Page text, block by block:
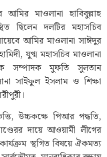
মাওলানা হাবিবুল্লাহ
ছিলেন দলটির মহাসচিব
আমির মাওলানা সাঈদুর
যুগ্ম মহাসচিব মাওলানা
সম্পাদক মুফতি সুলতান
সাইফুল ইসলাম ও শিক্ষা
উচ্চকক্ষে পিআর পদ্ধতি,
দায়ে আওয়ামী লীগের
স্থগিত বিষয়ে ঐকমত্য